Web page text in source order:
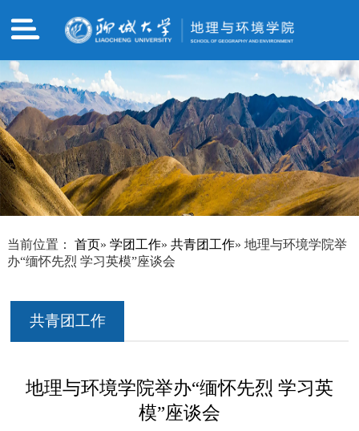
当前位置： 首页» 学团工作» 共青团工作» 地理与环境学院举
办“缅怀先烈 学习英模”座谈会
共青团工作
地理与环境学院举办“缅怀先烈 学习英
模”座谈会